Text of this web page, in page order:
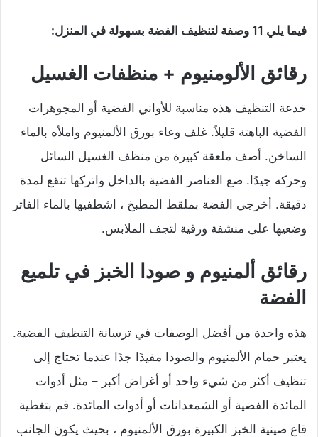
فيما يلي 11 وصفة لتنظيف الفضة بسهولة في المنزل:
رقائق الألومنيوم + منظفات الغسيل
خدعة التنظيف هذه مناسبة للأواني الفضية أو المجوهرات
الفضية الباهتة قليلاً. غلف وعاء بورق الألمنيوم واملأه بالماء
الساخن. أضف ملعقة كبيرة من منظف الغسيل السائل
وحركه جيدًا. ضع العناصر الفضية بالداخل واتركها تنقع لمدة
دقيقة. أخرجي الفضة بملقط المطبخ ، اشطفيها بالماء الفاتر
وضعيها على منشفة ورقية لتجف الملابس.
رقائق ألمنيوم و صودا الخبز في تلميع
الفضة
هذه واحدة من أفضل الوصفات في ترسانة التنظيف الفضية.
يعتبر حمام الألمنيوم والصودا مفيدًا جدًا عندما تحتاج إلى
تنظيف أكثر من شيء واحد أو أغراض أكبر – مثل أدوات
المائدة الفضية أو الشمعدانات أو أدوات المائدة. قم بتغطية
قاع صينية الخبز الكبيرة بورق الألمنيوم ، بحيث يكون الجانب